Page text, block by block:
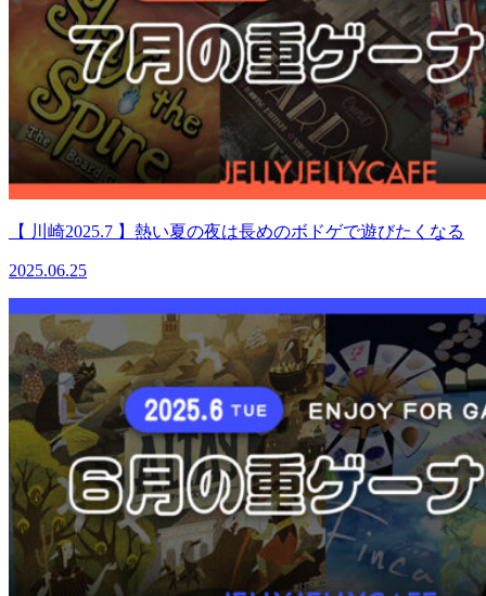
【 川崎2025.7 】熱い夏の夜は長めのボドゲで遊びたくなる
2025.06.25